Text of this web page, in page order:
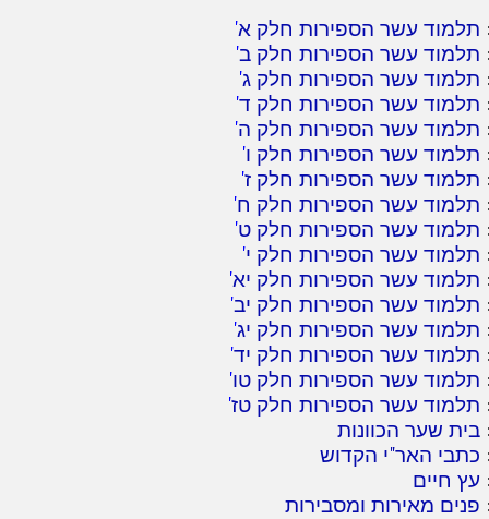
תלמוד עשר הספירות חלק א'
תלמוד עשר הספירות חלק ב'
תלמוד עשר הספירות חלק ג'
תלמוד עשר הספירות חלק ד'
תלמוד עשר הספירות חלק ה'
תלמוד עשר הספירות חלק ו'
תלמוד עשר הספירות חלק ז'
תלמוד עשר הספירות חלק ח'
תלמוד עשר הספירות חלק ט'
תלמוד עשר הספירות חלק י'
תלמוד עשר הספירות חלק יא'
תלמוד עשר הספירות חלק יב'
תלמוד עשר הספירות חלק יג'
תלמוד עשר הספירות חלק יד'
תלמוד עשר הספירות חלק טו'
תלמוד עשר הספירות חלק טז'
בית שער הכוונות
כתבי האר"י הקדוש
עץ חיים
פנים מאירות ומסבירות